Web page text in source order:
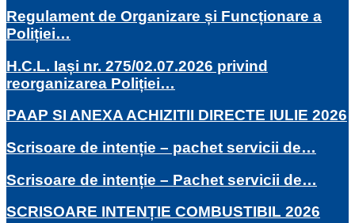
Regulament de Organizare și Funcționare a
Poliției…
H.C.L. Iași nr. 275/02.07.2026 privind
reorganizarea Poliției…
PAAP SI ANEXA ACHIZITII DIRECTE IULIE 2026
Scrisoare de intenție – pachet servicii de…
Scrisoare de intenție – Pachet servicii de…
SCRISOARE INTENȚIE COMBUSTIBIL 2026